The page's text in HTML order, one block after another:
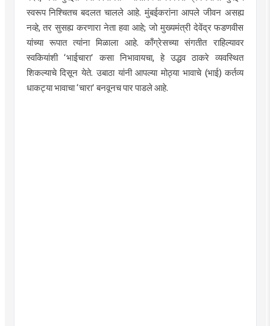
स्वरूप निश्चितच बदलत चालले आहे. मुंबईकरांना आपले जीवन असह्य
नव्हे, तर सुसह्य करणारा नेता हवा आहे; जो मुख्यमंत्री देवेंद्र फडणवीस
यांच्या रूपात त्यांना मिळाला आहे. काँग्रेसच्या संगतीत राहिल्यावर
स्वकियांशी ‌‘भाईचारा‌’ कसा निभावायचा, हे उद्धव ठाकरे व्यवस्थित
शिकल्याचे दिसून येते. उबाठा यांनी आपल्या मोठ्या भावाचे (भाई) कर्तव्य
धाकट्या भावाचा ‌‘चारा‌’ बनवूनच पार पाडले आहे.